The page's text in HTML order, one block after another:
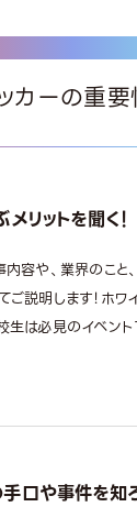
カーの重
リットを聞く！
内容や、業界のこ
説明します！ホワ
は必見のイベント
口や事件を知